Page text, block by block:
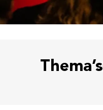
Thema’s